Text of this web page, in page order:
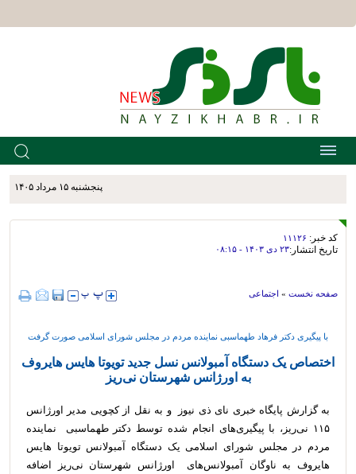
پنجشنبه ۱۵ مرداد ۱۴۰۵
کد خبر: ۱۱۱۲۶
تاریخ انتشار:۲۳ دی ۱۴۰۳ - ۰۸:۱۵
صفحه نخست » اجتماعی
با پیگیری دکتر فرهاد طهماسبی نماینده مردم در مجلس شورای اسلامی صورت گرفت
اختصاص یک دستگاه آمبولانس نسل جدید تویوتا هایس هایروف
به اورژانس شهرستان نی‌ریز
به گزارش پایگاه خبری نای ذی نیوز و به نقل از کچویی مدیر اورژانس
۱۱۵ نی‌ریز، با پیگیری‌های انجام شده توسط دکتر طهماسبی نماینده
مردم در مجلس شورای اسلامی یک دستگاه آمبولانس تویوتا هایس
هایروف به ناوگان آمبولانس‌های اورژانس شهرستان نی‌ریز اضافه